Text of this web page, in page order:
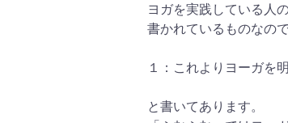
ヨガを実践している人
書かれているものなの
１：これよりヨーガを
と書いてあります。